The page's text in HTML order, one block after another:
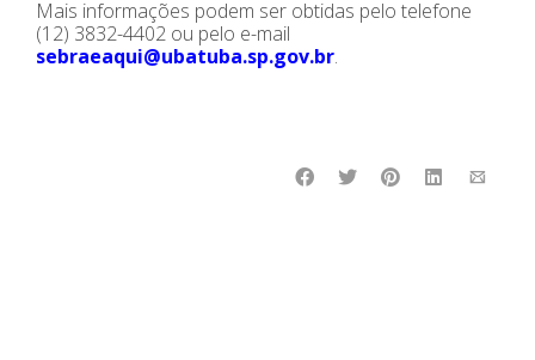
Mais informações podem ser obtidas pelo telefone
(12) 3832-4402 ou pelo e-mail
sebraeaqui@ubatuba.sp.gov.br.